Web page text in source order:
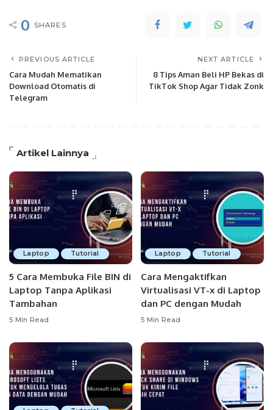
0 SHARES
PREVIOUS ARTICLE
Cara Mudah Mematikan
Download Otomatis di
Telegram
NEXT ARTICLE
8 Tips Aman Beli HP Bekas di
TikTok Shop Agar Tidak Zonk
Artikel Lainnya
Laptop Tutorial
5 Cara Membuka File BIN di
Laptop Tanpa Aplikasi
Tambahan
5 Min Read
Laptop Tutorial
Cara Mengaktifkan
Virtualisasi VT-x di Laptop
dan PC dengan Mudah
5 Min Read